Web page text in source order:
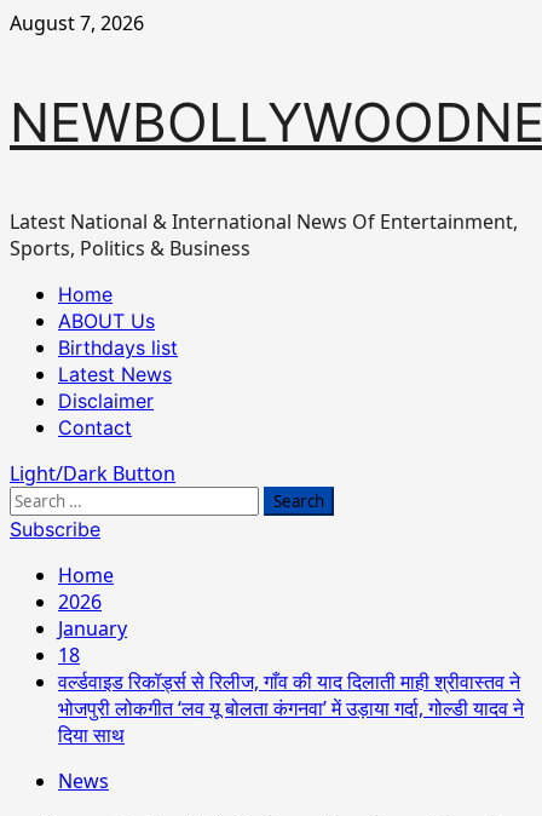
Skip
August 7, 2026
Latest National & International News Of Entertainment,
Sports, Politics & Business
Primary
Menu
Home
ABOUT Us
Birthdays list
Latest News
Disclaimer
Contact
Light/Dark Button
Search
for:
Subscribe
Home
2026
January
18
वर्ल्डवाइड रिकॉर्ड्स से रिलीज, गाँव की याद दिलाती माही श्रीवास्तव ने
भोजपुरी लोकगीत ‘लव यू बोलता कंगनवा’ में उड़ाया गर्दा, गोल्डी यादव ने
दिया साथ
News